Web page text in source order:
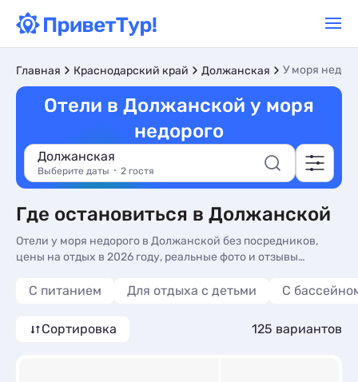
Главная Краснодарский край Должанская У моря
Отели в Должанской у моря
недорого
Должанская
Выберите даты 2 гостя
Где остановиться в Должанской
Отели у моря недорого в Должанской без посредников,
цены на отдых в 2026 году, реальные фото и отзывы
более 124 вариантов, от 1400 руб, номера с общей кухней,
С питанием Для отдыха с детьми С
Сортировка 125 вариантов